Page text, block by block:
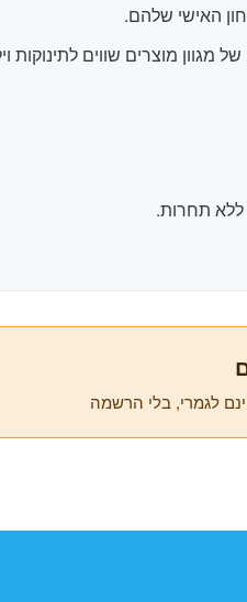
האישי שלהם.
מוצרים שווים לתינוקות
ללא תחרות.
לגמרי, בלי הרשמה